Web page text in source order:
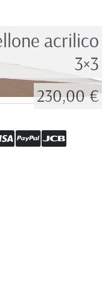
acrilico
3×3
230,00 €